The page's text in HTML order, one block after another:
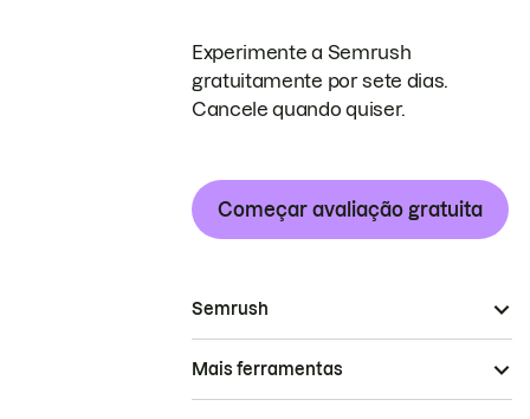
Experimente a Semrush
gratuitamente por sete dias.
Cancele quando quiser.
Começar avaliação gratuita
Semrush
Mais ferramentas